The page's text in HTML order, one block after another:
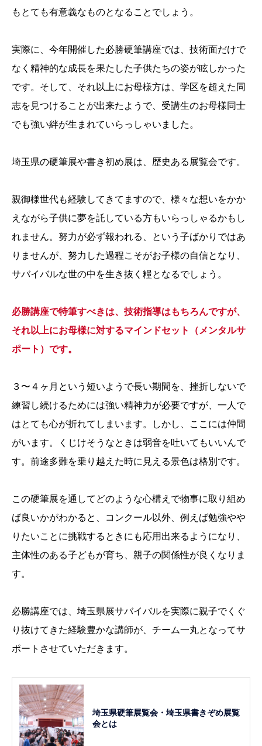
もとても有意義なものとなることでしょう。
実際に、今年開催した必勝硬筆講座では、技術面だけで
なく精神的な成長を果たした子供たちの姿が眩しかった
です。そして、それ以上にお母様方は、学区を超えた同
志を見つけることが出来たようで、受講生のお母様同士
でも強い絆が生まれていらっしゃいました。
埼玉県の硬筆展や書き初め展は、歴史ある展覧会です。
親御様世代も経験してきてますので、様々な想いをかか
えながら子供に夢を託している方もいらっしゃるかもし
れません。努力が必ず報われる、という子ばかりではあ
りませんが、努力した過程こそがお子様の自信となり、
サバイバルな世の中を生き抜く糧となるでしょう。
必勝講座で特筆すべきは、技術指導はもちろんですが、
それ以上にお母様に対するマインドセット（メンタルサ
ポート）です。
３〜４ヶ月という短いようで長い期間を、挫折しないで
練習し続けるためには強い精神力が必要ですが、一人で
はとても心が折れてしまいます。しかし、ここには仲間
がいます。くじけそうなときは弱音を吐いてもいいんで
す。前途多難を乗り越えた時に見える景色は格別です。
この硬筆展を通してどのような心構えで物事に取り組め
ば良いかがわかると、コンクール以外、例えば勉強やや
りたいことに挑戦するときにも応用出来るようになり、
主体性のある子どもが育ち、親子の関係性が良くなりま
す。
必勝講座では、埼玉県展サバイバルを実際に親子でくぐ
り抜けてきた経験豊かな講師が、チーム一丸となってサ
ポートさせていただきます。
埼玉県硬筆展覧会・埼玉県書きぞめ展覧
会とは